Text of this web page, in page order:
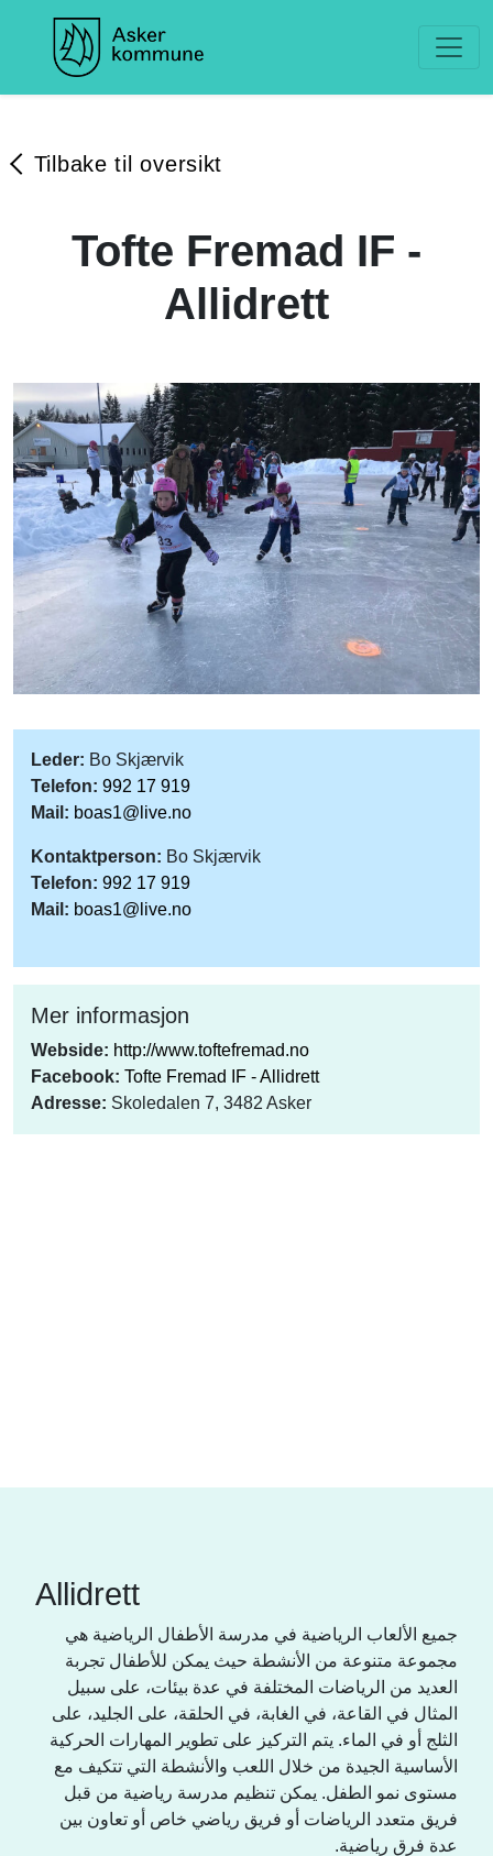
Tilbake til oversikt
Tofte Fremad IF -
Allidrett
Leder: Bo Skjærvik
Telefon: 992 17 919
Mail: boas1@live.no
Kontaktperson: Bo Skjærvik
Telefon: 992 17 919
Mail: boas1@live.no
Mer informasjon
Webside: http://www.toftefremad.no
Facebook: Tofte Fremad IF - Allidrett
Adresse: Skoledalen 7, 3482 Asker
Allidrett
جميع الألعاب الرياضية في مدرسة الأطفال الرياضية هي
مجموعة متنوعة من الأنشطة حيث يمكن للأطفال تجربة
العديد من الرياضات المختلفة في عدة بيئات، على سبيل
المثال في القاعة، في الغابة، في الحلقة، على الجليد، على
الثلج أو في الماء. يتم التركيز على تطوير المهارات الحركية
الأساسية الجيدة من خلال اللعب والأنشطة التي تتكيف مع
مستوى نمو الطفل. يمكن تنظيم مدرسة رياضية من قبل
فريق متعدد الرياضات أو فريق رياضي خاص أو تعاون بين
عدة فرق رياضية.